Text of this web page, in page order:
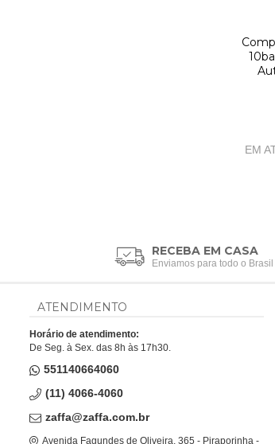
EM
RECEBA EM CASA
Enviamos para todo o Brasil
ATENDIMENTO
Horário de atendimento:
De Seg. à Sex. das 8h às 17h30.
551140664060
(11) 4066-4060
zaffa@zaffa.com.br
Avenida Fagundes de Oliveira, 365 - Piraporinha -